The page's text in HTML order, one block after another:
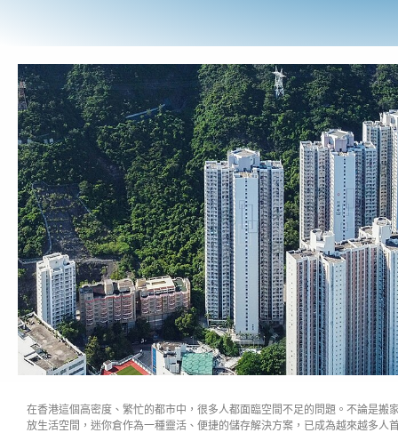
在香港這個高密度、繁忙的都市中，很多人都面臨空間不足的問題。不論是搬
放生活空間，迷你倉作為一種靈活、便捷的儲存解決方案，已成為越來越多人